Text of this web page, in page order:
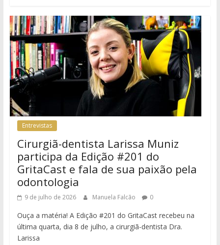
Entrevistas
Cirurgiã-dentista Larissa Muniz
participa da Edição #201 do
GritaCast e fala de sua paixão pela
odontologia
9 de julho de 2026 Manuela Falcão 0
Ouça a matéria! A Edição #201 do GritaCast recebeu na
última quarta, dia 8 de julho, a cirurgiã-dentista Dra.
Larissa